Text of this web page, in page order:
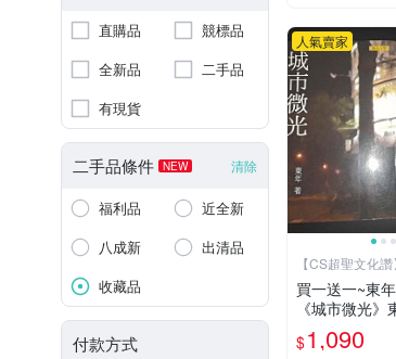
直購品
競標品
全新品
二手品
有現貨
二手品條件 NEW 清除
福利品
近全新
八成新
出清品
收藏品
付款方式
人氣賣家
【CS超聖文化讚
元送運
買一送一~東
《城市微光
學(送《大火
【 CS超聖文化
$1,090